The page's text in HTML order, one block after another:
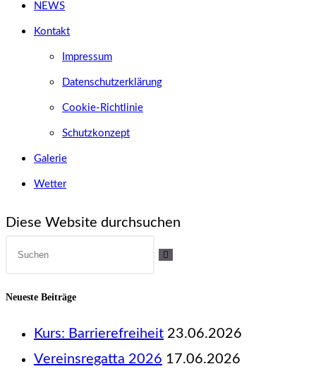
NEWS
Kontakt
Impressum
Datenschutzerklärung
Cookie-Richtlinie
Schutzkonzept
Galerie
Wetter
Diese Website durchsuchen
Neueste Beiträge
Kurs: Barrierefreiheit 23.06.2026
Vereinsregatta 2026 17.06.2026